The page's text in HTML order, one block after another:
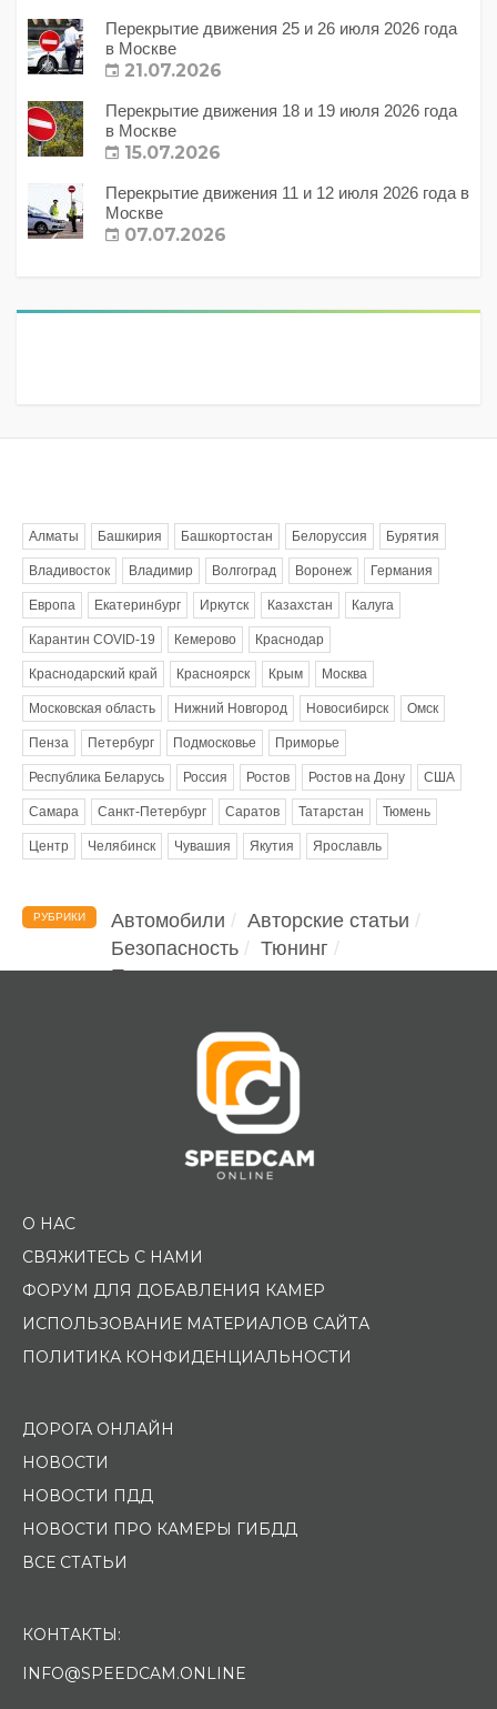
Перекрытие движения 25 и 26 июля 2026 года
в Москве
21.07.2026
Перекрытие движения 18 и 19 июля 2026 года
в Москве
15.07.2026
Перекрытие движения 11 и 12 июля 2026 года в
Москве
07.07.2026
Алматы Башкирия Башкортостан Белоруссия Бурятия
Владивосток Владимир Волгоград Воронеж Германия
Европа Екатеринбург Иркутск Казахстан Калуга
Карантин COVID-19 Кемерово Краснодар
Краснодарский край Красноярск Крым Москва
Московская область Нижний Новгород Новосибирск Омск
Пенза Петербург Подмосковье Приморье
Республика Беларусь Россия Ростов Ростов на Дону США
Самара Санкт-Петербург Саратов Татарстан Тюмень
Центр Челябинск Чувашия Якутия Ярославль
РУБРИКИ Автомобили
Авторские статьи
Безопасность
Тюнинг
Помощь водителю
О НАС
СВЯЖИТЕСЬ С НАМИ
ФОРУМ ДЛЯ ДОБАВЛЕНИЯ КАМЕР
ИСПОЛЬЗОВАНИЕ МАТЕРИАЛОВ САЙТА
ПОЛИТИКА КОНФИДЕНЦИАЛЬНОСТИ
ДОРОГА ОНЛАЙН
НОВОСТИ
НОВОСТИ ПДД
НОВОСТИ ПРО КАМЕРЫ ГИБДД
ВСЕ СТАТЬИ
КОНТАКТЫ:
INFO@SPEEDCAM.ONLINE